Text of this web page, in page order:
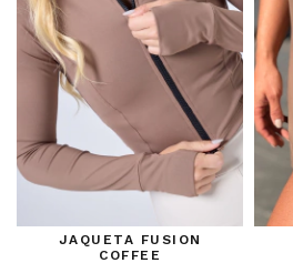
JAQUETA FUSION
COFFEE